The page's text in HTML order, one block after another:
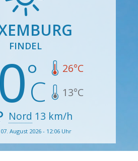
FINDEL
26°C
13°C
Nord 13 km/h
August 2026 - 12:06 Uhr